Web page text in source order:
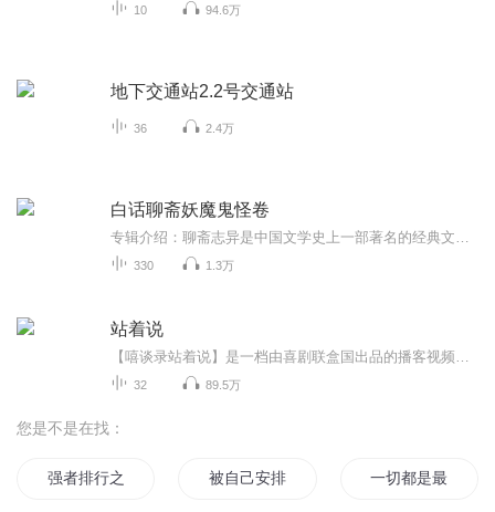
10 94.6万
地下交通站2.2号交通站
36 2.4万
白话聊斋妖魔鬼怪卷
330 1.3万
站着说
32 89.5万
您是不是在找：
强者排行之末 被自己安排了 一切都是最好的